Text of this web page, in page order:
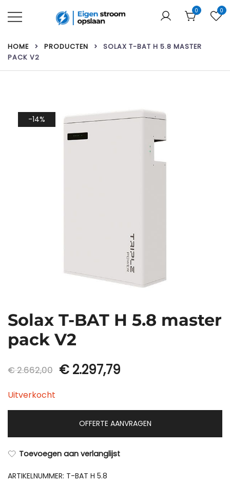
naar
inhoud
zonnepanelen!
0 0
HOME PRODUCTEN
SOLAX T-BAT H 5.8 MASTER
PACK V2
-14%
Solax T-BAT H 5.8 master
pack V2
€2.662,00 Oorspronkelijke
was:
€ 2.662,00.
€ 2.297,79
is:
€ 2.297,79.
Uitverkocht
OFFERTE AANVRAGEN
Toevoegen aan verlanglijst
ARTIKELNUMMER: T-BAT H 5.8